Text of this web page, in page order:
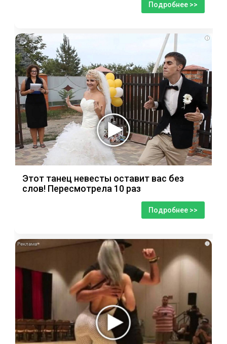
Подробнее >>
i
Этот танец невесты оставит вас без
слов! Пересмотрела 10 раз
Подробнее >>
i